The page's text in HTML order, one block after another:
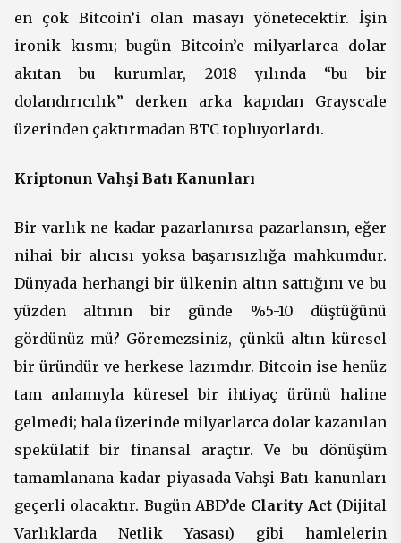
en çok Bitcoin’i olan masayı yönetecektir. İşin
ironik kısmı; bugün Bitcoin’e milyarlarca dolar
akıtan bu kurumlar, 2018 yılında “bu bir
dolandırıcılık” derken arka kapıdan Grayscale
üzerinden çaktırmadan BTC topluyorlardı.
Kriptonun Vahşi Batı Kanunları
Bir varlık ne kadar pazarlanırsa pazarlansın, eğer
nihai bir alıcısı yoksa başarısızlığa mahkumdur.
Dünyada herhangi bir ülkenin altın sattığını ve bu
yüzden altının bir günde %5-10 düştüğünü
gördünüz mü? Göremezsiniz, çünkü altın küresel
bir üründür ve herkese lazımdır. Bitcoin ise henüz
tam anlamıyla küresel bir ihtiyaç ürünü haline
gelmedi; hala üzerinde milyarlarca dolar kazanılan
spekülatif bir finansal araçtır. Ve bu dönüşüm
tamamlanana kadar piyasada Vahşi Batı kanunları
geçerli olacaktır. Bugün ABD’de Clarity Act(Dijital
Varlıklarda Netlik Yasası) gibi hamlelerin